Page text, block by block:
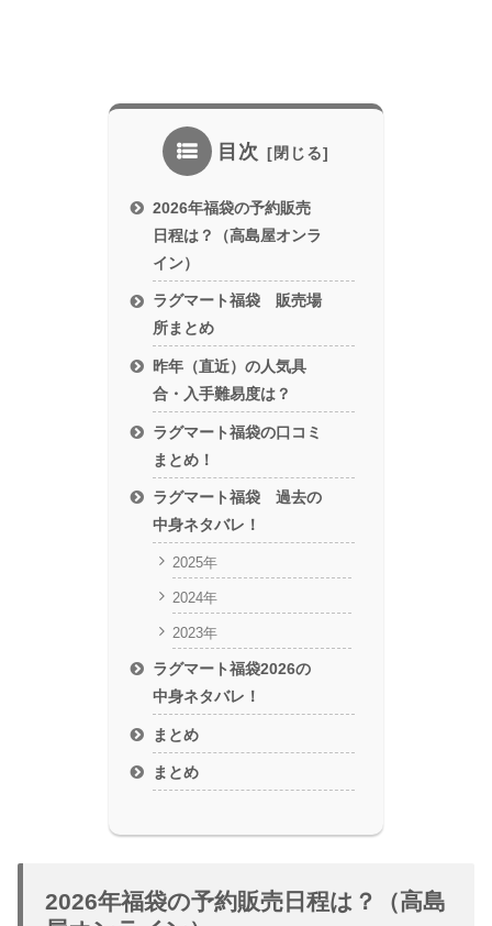
目次
2026年福袋の予約販売
日程は？（高島屋オンラ
イン）
ラグマート福袋 販売場
所まとめ
昨年（直近）の人気具
合・入手難易度は？
ラグマート福袋の口コミ
まとめ！
ラグマート福袋 過去の
中身ネタバレ！
2025年
2024年
2023年
ラグマート福袋2026の
中身ネタバレ！
まとめ
まとめ
2026年福袋の予約販売日程は？（高島